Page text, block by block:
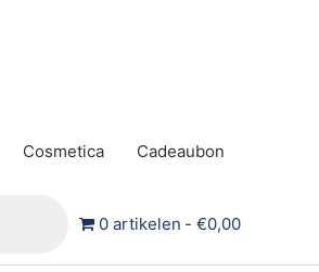
Cosmetica Cadeaubon
0 artikelen €0,00